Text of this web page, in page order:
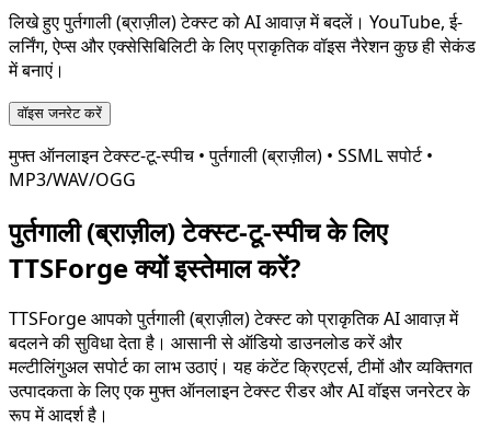
लिखे हुएपुर्तगाली (ब्राज़ील)टेक्स्ट को AI आवाज़ में बदलें। YouTube, ई-
लर्निंग, ऐप्स और एक्सेसिबिलिटी के लिए प्राकृतिक वॉइस नैरेशन कुछ ही सेकंड
में बनाएं।
वॉइस जनरेट करें
मुफ्त ऑनलाइन टेक्स्ट-टू-स्पीच •पुर्तगाली (ब्राज़ील) • SSML सपोर्ट •
MP3/WAV/OGG
पुर्तगाली (ब्राज़ील)टेक्स्ट-टू-स्पीच के लिए
TTSForge क्यों इस्तेमाल करें?
TTSForge आपकोपुर्तगाली (ब्राज़ील)टेक्स्ट को प्राकृतिक AI आवाज़ में
बदलने की सुविधा देता है। आसानी से ऑडियो डाउनलोड करें और
मल्टीलिंगुअल सपोर्ट का लाभ उठाएं। यह कंटेंट क्रिएटर्स, टीमों और व्यक्तिगत
उत्पादकता के लिए एक मुफ्त ऑनलाइन टेक्स्ट रीडर और AI वॉइस जनरेटर के
रूप में आदर्श है।